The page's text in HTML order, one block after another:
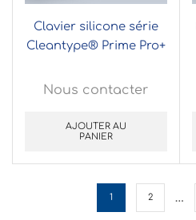
Clavier silicone série
Cleantype® Prime Pro+
Nous contacter
AJOUTER AU
PANIER
1 2 …